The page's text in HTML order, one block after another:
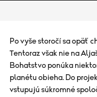
Po vyše storočí sa opäť
Tentoraz však nie na
Bohatstvo ponúka
planétu obieha. Do
vstupujú súkromné